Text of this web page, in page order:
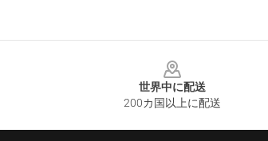
世界中に配送
200カ国以上に配送